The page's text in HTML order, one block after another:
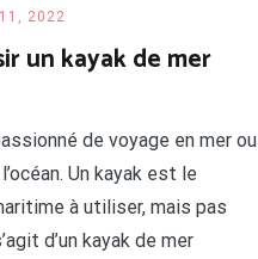
2022
un kayak de mer
de voyage en mer ou
Un kayak est le
à utiliser, mais pas
d’un kayak de mer